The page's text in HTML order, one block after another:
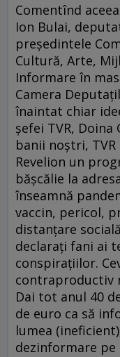
Comentînd
Ion Bulai,
președintele
Cultură, Arte,
Informare în
Camera
înaintat chiar
șefei TVR, Doina
banii noștri, TVR
Revelion un
bășcălie la
înseamnă
vaccin, pericol,
distanțare
declarați fani ai
conspirațiilor.
contraproductiv
Dai tot anul 40
de euro ca să
lumea
dezinformare